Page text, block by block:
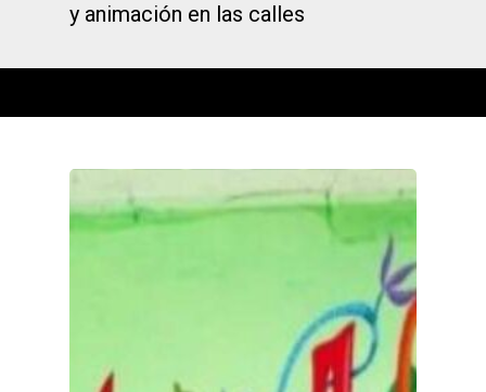
y animación en las calles